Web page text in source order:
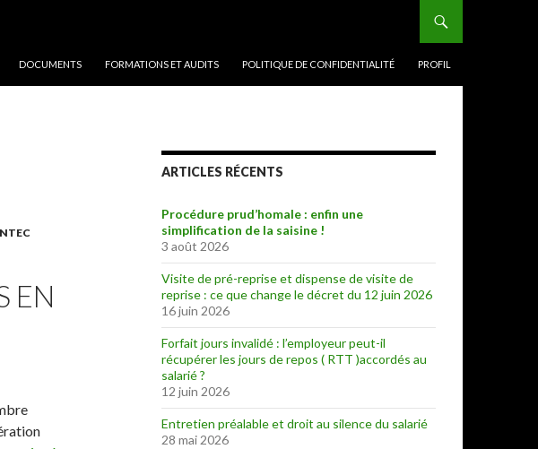
DOCUMENTS FORMATIONS ET AUDITS POLITIQUE DE CONFIDENTIALITÉ PROFIL
EN
ARTICLES RÉCENTS
Procédure prud’homale : enfin une
simplification de la saisine !
3 août 2026
Visite de pré-reprise et dispense de visite de
reprise : ce que change le décret du 12 juin 2026
16 juin 2026
Forfait jours invalidé : l’employeur peut-il
récupérer les jours de repos ( RTT )accordés au
salarié ?
12 juin 2026
Entretien préalable et droit au silence du salarié
28 mai 2026